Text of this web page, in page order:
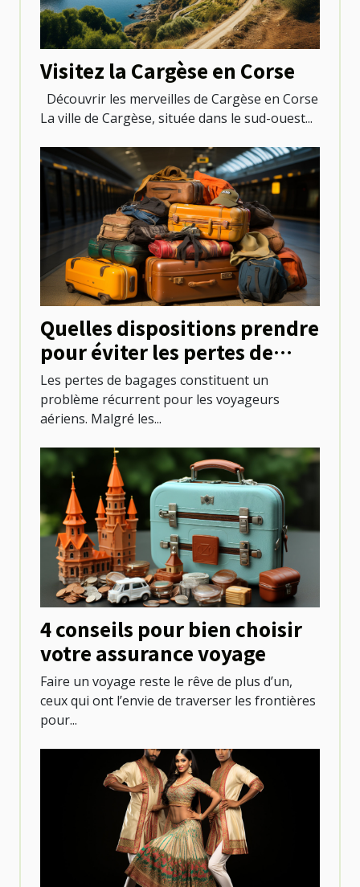
Visitez la Cargèse en Corse
Découvrir les merveilles de Cargèse en Corse
La ville de Cargèse, située dans le sud-ouest...
Quelles dispositions prendre
pour éviter les pertes de
bagages lors des voyages en
avion ?
Les pertes de bagages constituent un
problème récurrent pour les voyageurs
aériens. Malgré les...
4 conseils pour bien choisir
votre assurance voyage
Faire un voyage reste le rêve de plus d’un,
ceux qui ont l’envie de traverser les frontières
pour...